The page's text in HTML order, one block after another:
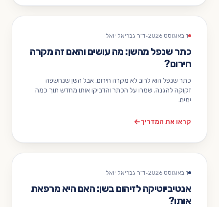
1 באוגוסט 2026 ·ד"ר גבריאל יואל
כתר שנפל מהשן: מה עושים והאם זה מקרה
חירום?
כתר שנפל הוא לרוב לא מקרה חירום, אבל השן שנחשפה
זקוקה להגנה. שמרו על הכתר והדביקו אותו מחדש תוך כמה
ימים.
קראו את המדריך
1 באוגוסט 2026 ·ד"ר גבריאל יואל
אנטיביוטיקה לזיהום בשן: האם היא מרפאת
אותו?